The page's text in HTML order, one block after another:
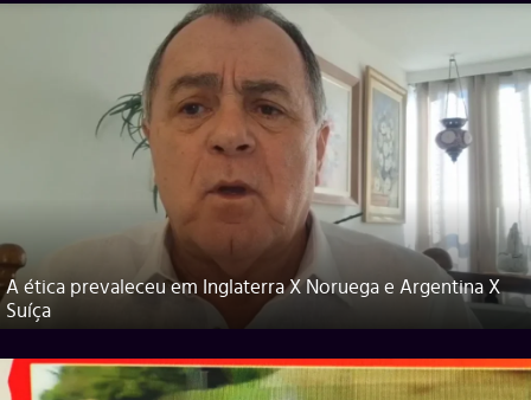
A ética prevaleceu em Inglaterra X Noruega e Argentina X
Suíça